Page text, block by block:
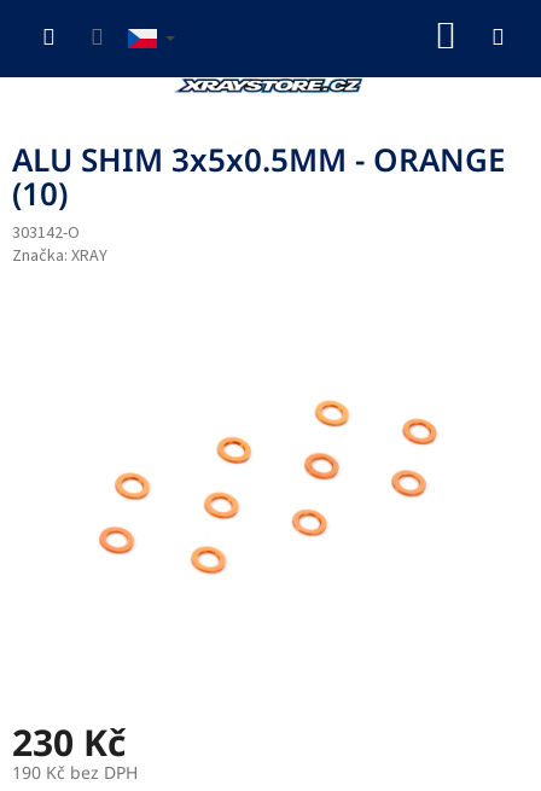
ALU SHIM 3x5x0.5MM - ORANGE
(10)
303142-O
Značka: XRAY
230 Kč
190 Kč bez DPH